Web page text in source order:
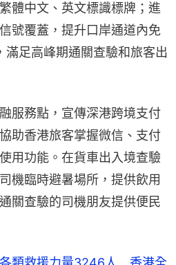
體中文、英文標識標牌；進
號覆蓋，提升口岸通道內免
足高峰期通關查驗和旅客出
服務點，宣傳深港跨境支付
助香港旅客掌握微信、支付
用功能。在貨車出入境查驗
機臨時避暑場所，提供飲用
關查驗的司機朋友提供便民